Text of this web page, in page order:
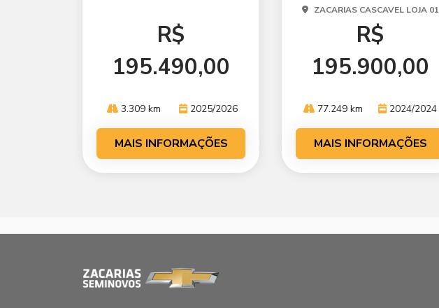
R$
195.490,00
3.309 km 2025/2026
MAIS INFORMAÇÕES
ZACARIAS CASCAVEL LOJA 01
R$
195.900,00
77.249 km 2024/2024
MAIS INFORMAÇÕES